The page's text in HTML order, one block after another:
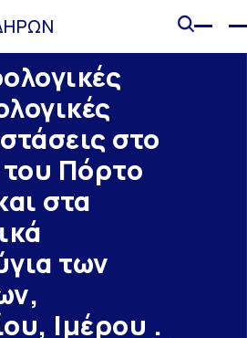
στο
Πόρτο
στα
των
Ιμέρου .